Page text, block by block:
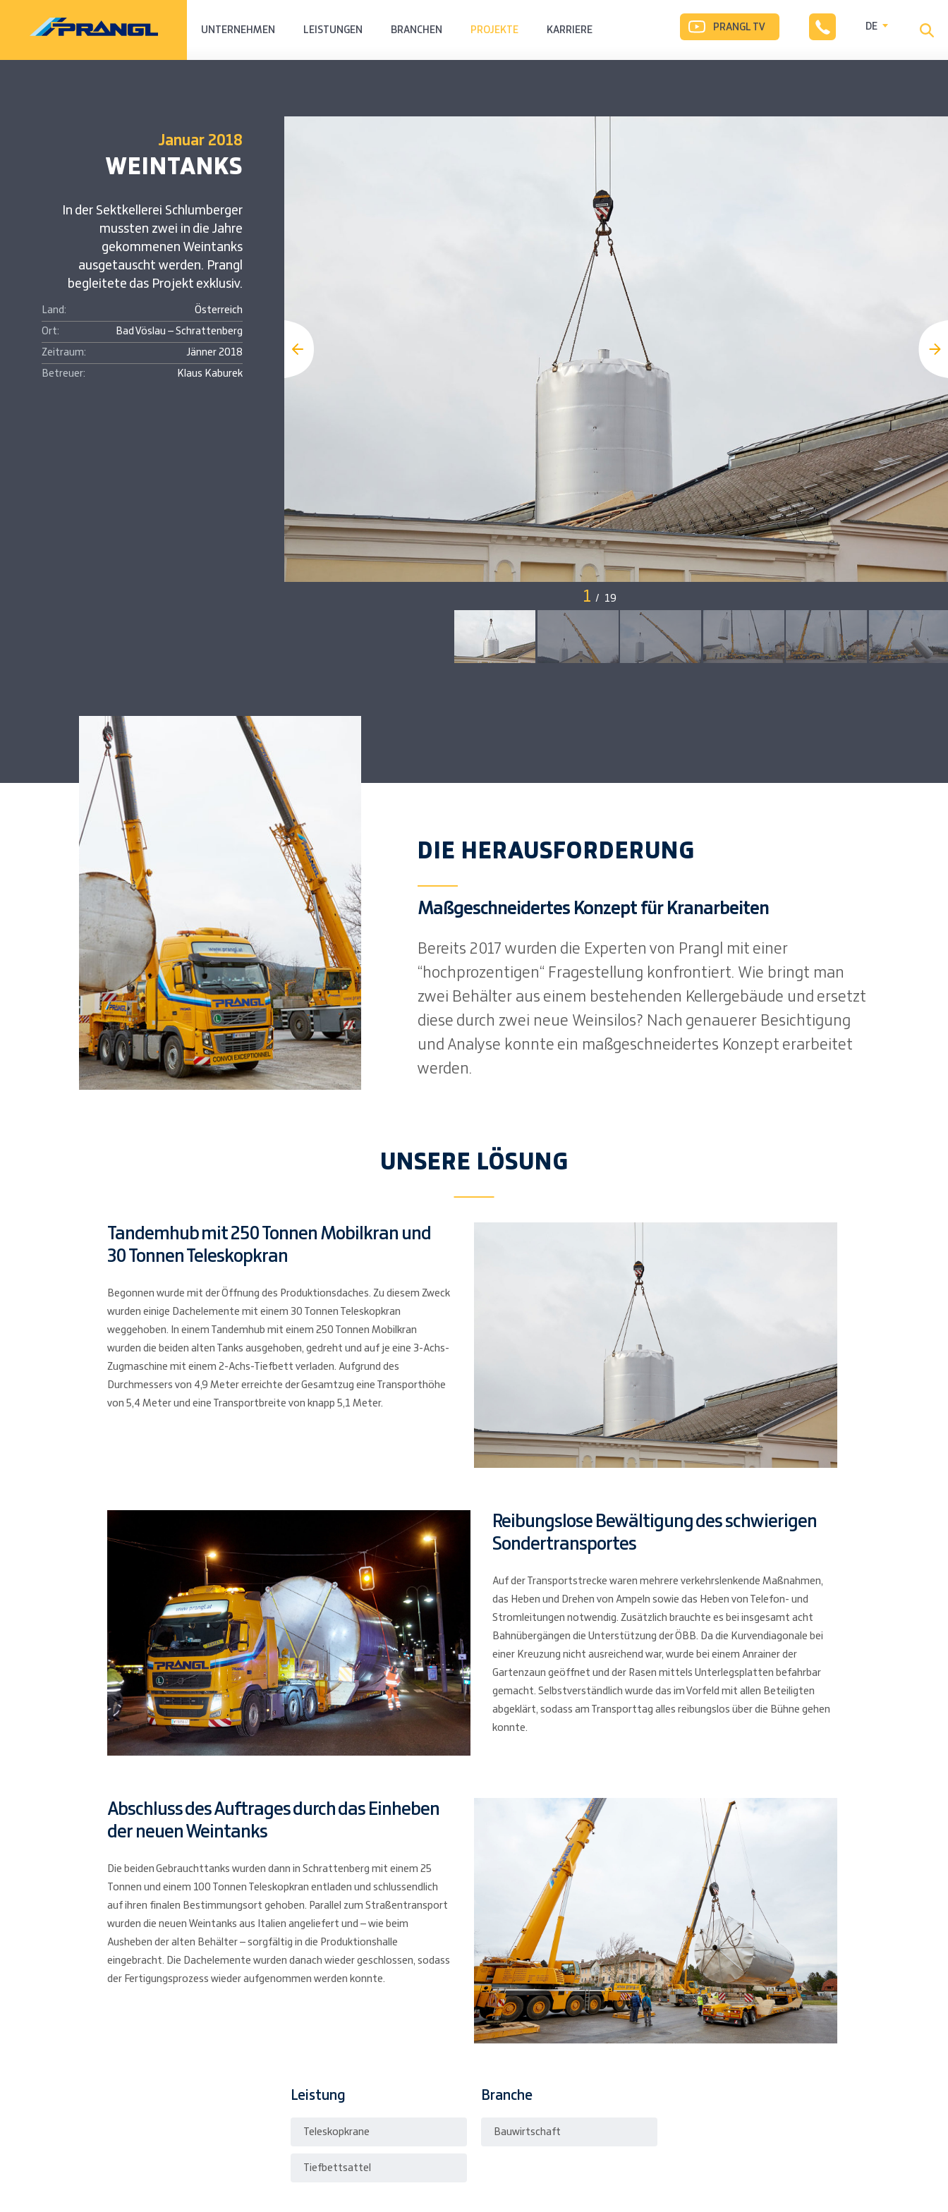
UNTERNEHMEN LEISTUNGEN BRANCHEN PROJEKTE KARRIERE PRANGL TV DE
Januar 2018
WEINTANKS
In der Sektkellerei Schlumberger
mussten zwei in die Jahre
gekommenen Weintanks
ausgetauscht werden. Prangl
begleitete das Projekt exklusiv.
Land:
Österreich
Ort:
Bad Vöslau – Schrattenberg
Zeitraum:
Jänner 2018
Betreuer:
Klaus Kaburek
1 / 19
DIE HERAUSFORDERUNG
Maßgeschneidertes Konzept für Kranarbeiten
Bereits 2017 wurden die Experten von Prangl mit einer
“hochprozentigen“ Fragestellung konfrontiert. Wie bringt man
zwei Behälter aus einem bestehenden Kellergebäude und ersetzt
diese durch zwei neue Weinsilos? Nach genauerer Besichtigung
und Analyse konnte ein maßgeschneidertes Konzept erarbeitet
werden.
UNSERE LÖSUNG
Tandemhub mit 250 Tonnen Mobilkran und
30 Tonnen Teleskopkran
Begonnen wurde mit der Öffnung des Produktionsdaches. Zu diesem Zweck
wurden einige Dachelemente mit einem 30 Tonnen Teleskopkran
weggehoben. In einem Tandemhub mit einem 250 Tonnen Mobilkran
wurden die beiden alten Tanks ausgehoben, gedreht und auf je eine 3-Achs-
Zugmaschine mit einem 2-Achs-Tiefbett verladen. Aufgrund des
Durchmessers von 4,9 Meter erreichte der Gesamtzug eine Transporthöhe
von 5,4 Meter und eine Transportbreite von knapp 5,1 Meter.
Reibungslose Bewältigung des schwierigen
Sondertransportes
Auf der Transportstrecke waren mehrere verkehrslenkende Maßnahmen,
das Heben und Drehen von Ampeln sowie das Heben von Telefon- und
Stromleitungen notwendig. Zusätzlich brauchte es bei insgesamt acht
Bahnübergängen die Unterstützung der ÖBB. Da die Kurvendiagonale bei
einer Kreuzung nicht ausreichend war, wurde bei einem Anrainer der
Gartenzaun geöffnet und der Rasen mittels Unterlegsplatten befahrbar
gemacht. Selbstverständlich wurde das im Vorfeld mit allen Beteiligten
abgeklärt, sodass am Transporttag alles reibungslos über die Bühne gehen
konnte.
Abschluss des Auftrages durch das Einheben
der neuen Weintanks
Die beiden Gebrauchttanks wurden dann in Schrattenberg mit einem 25
Tonnen und einem 100 Tonnen Teleskopkran entladen und schlussendlich
auf ihren finalen Bestimmungsort gehoben. Parallel zum Straßentransport
wurden die neuen Weintanks aus Italien angeliefert und – wie beim
Ausheben der alten Behälter – sorgfältig in die Produktionshalle
eingebracht. Die Dachelemente wurden danach wieder geschlossen, sodass
der Fertigungsprozess wieder aufgenommen werden konnte.
Leistung
Teleskopkrane
Tiefbettsattel
Branche
Bauwirtschaft